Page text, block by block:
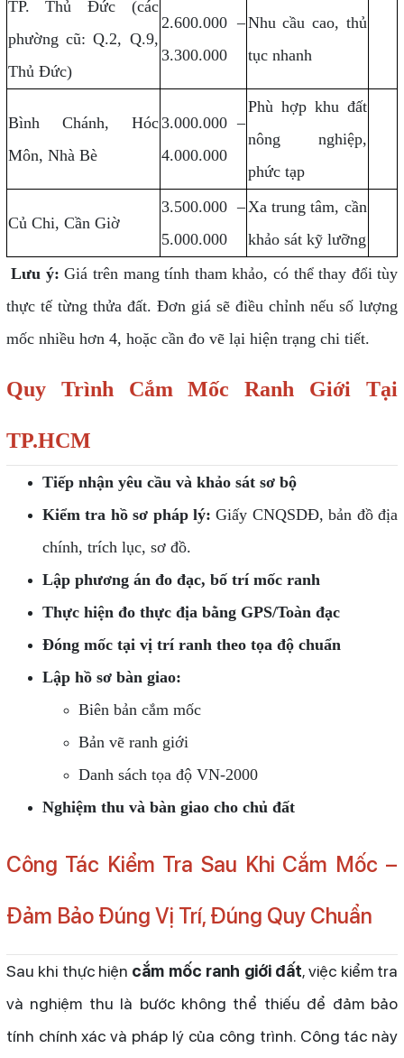
TP. Thủ Đức (các
phường cũ: Q.2, Q.9,
Thủ Đức)
2.600.000 –
3.300.000
Nhu cầu cao, thủ
tục nhanh
Bình Chánh, Hóc
Môn, Nhà Bè
3.000.000 –
4.000.000
Phù hợp khu đất
nông nghiệp,
phức tạp
Củ Chi, Cần Giờ
3.500.000 –
5.000.000
Xa trung tâm, cần
khảo sát kỹ lưỡng
Lưu ý: Giá trên mang tính tham khảo, có thể thay đổi tùy
thực tế từng thửa đất. Đơn giá sẽ điều chỉnh nếu số lượng
mốc nhiều hơn 4, hoặc cần đo vẽ lại hiện trạng chi tiết.
Quy Trình Cắm Mốc Ranh Giới Tại
TP.HCM
Tiếp nhận yêu cầu và khảo sát sơ bộ
Kiểm tra hồ sơ pháp lý: Giấy CNQSDĐ, bản đồ địa
chính, trích lục, sơ đồ.
Lập phương án đo đạc, bố trí mốc ranh
Thực hiện đo thực địa bằng GPS/Toàn đạc
Đóng mốc tại vị trí ranh theo tọa độ chuẩn
Lập hồ sơ bàn giao:
Biên bản cắm mốc
Bản vẽ ranh giới
Danh sách tọa độ VN-2000
Nghiệm thu và bàn giao cho chủ đất
Công Tác Kiểm Tra Sau Khi Cắm Mốc –
Đảm Bảo Đúng Vị Trí, Đúng Quy Chuẩn
Sau khi thực hiện cắm mốc ranh giới đất, việc kiểm tra
và nghiệm thu là bước không thể thiếu để đảm bảo
tính chính xác và pháp lý của công trình. Công tác này